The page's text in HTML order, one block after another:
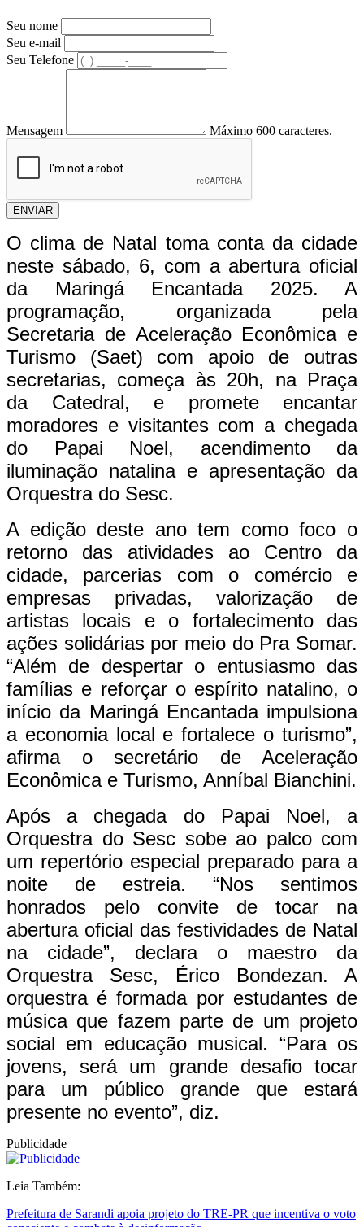
Seu nome
Seu e-mail
Seu Telefone
Mensagem Máximo 600 caracteres.
ENVIAR
O clima de Natal toma conta da cidade
neste sábado, 6, com a abertura oficial
da Maringá Encantada 2025. A
programação, organizada pela
Secretaria de Aceleração Econômica e
Turismo (Saet) com apoio de outras
secretarias, começa às 20h, na Praça
da Catedral, e promete encantar
moradores e visitantes com a chegada
do Papai Noel, acendimento da
iluminação natalina e apresentação da
Orquestra do Sesc.
A edição deste ano tem como foco o
retorno das atividades ao Centro da
cidade, parcerias com o comércio e
empresas privadas, valorização de
artistas locais e o fortalecimento das
ações solidárias por meio do Pra Somar.
“Além de despertar o entusiasmo das
famílias e reforçar o espírito natalino, o
início da Maringá Encantada impulsiona
a economia local e fortalece o turismo”,
afirma o secretário de Aceleração
Econômica e Turismo, Anníbal Bianchini.
Após a chegada do Papai Noel, a
Orquestra do Sesc sobe ao palco com
um repertório especial preparado para a
noite de estreia. “Nos sentimos
honrados pelo convite de tocar na
abertura oficial das festividades de Natal
na cidade”, declara o maestro da
Orquestra Sesc, Érico Bondezan. A
orquestra é formada por estudantes de
música que fazem parte de um projeto
social em educação musical. “Para os
jovens, será um grande desafio tocar
para um público grande que estará
presente no evento”, diz.
Publicidade
Leia Também:
Prefeitura de Sarandi apoia projeto do TRE-PR que incentiva o voto